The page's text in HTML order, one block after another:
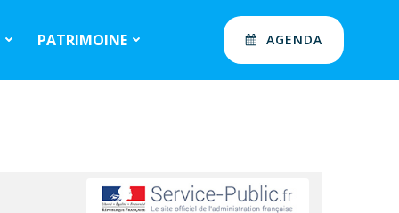
PATRIMOINE AGENDA